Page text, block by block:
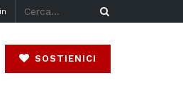
SOSTIENICI